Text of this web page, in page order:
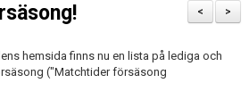
>
<
hemsida finns nu en lista på lediga och
("Matchtider försäsong